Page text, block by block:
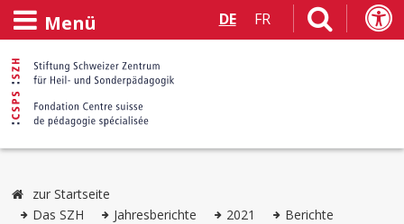
Menü DE FR
zur Startseite
Das SZH
Jahresberichte 2021
Berichte